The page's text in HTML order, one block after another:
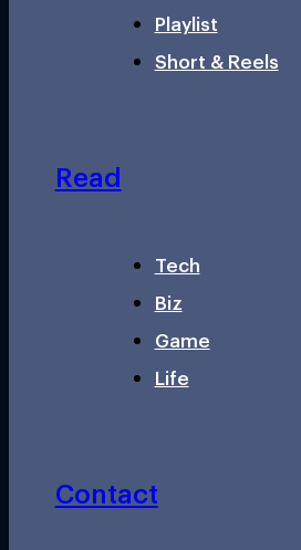
Playlist
Short & Reels
Read
Tech
Biz
Game
Life
Contact